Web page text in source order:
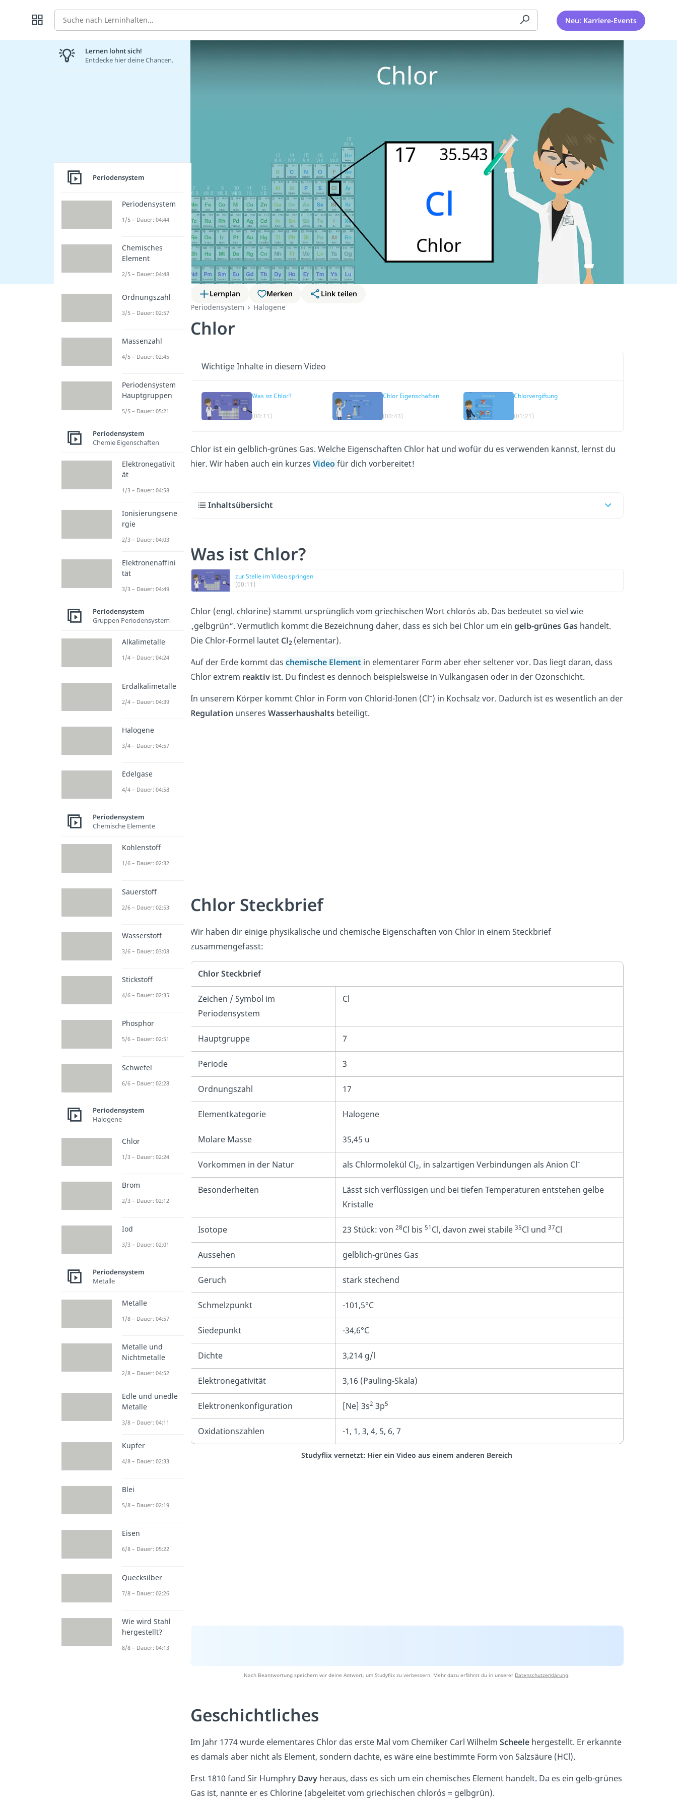
Suche Neu: Karriere-Events
Lernplan Merken
Link teilen
Periodensystem
Halogene
Chlor
Wichtige Inhalte in diesem Video
Was ist Chlor?
(00:11)
Chlor Eigenschaften
(00:43)
Chlorvergiftung
(01:21)
Chlor ist ein gelblich-grünes Gas. Welche Eigenschaften Chlor hat und wofür du es verwenden kannst, lernst du
hier. Wir haben auch ein kurzes Video für dich vorbereitet!
Inhaltsübersicht
Was ist Chlor?
zur Stelle im Video springen
(00:11)
Chlor (engl. chlorine) stammt ursprünglich vom griechischen Wort chlorós ab. Das bedeutet so viel wie
„gelbgrün“. Vermutlich kommt die Bezeichnung daher, dass es sich bei Chlor um ein gelb-grünes Gashandelt.
Die Chlor-Formel lautet Cl2 (elementar).
Auf der Erde kommt das chemische Element in elementarer Form aber eher seltener vor. Das liegt daran, dass
Chlor extrem reaktivist. Du findest es dennoch beispielsweise in Vulkangasen oder in der Ozonschicht.
In unserem Körper kommt Chlor in Form von Chlorid-Ionen (Cl–) in Kochsalz vor. Dadurch ist es wesentlich an der
Regulation unseres Wasserhaushaltsbeteiligt.
Chlor Steckbrief
Wir haben dir einige physikalische und chemische Eigenschaften von Chlor in einem Steckbrief
zusammengefasst:
Chlor Steckbrief
Zeichen / Symbol im
Periodensystem
Cl
Hauptgruppe 7
Periode 3
Ordnungszahl 17
Elementkategorie Halogene
Molare Masse 35,45 u
Vorkommen in der Natur als Chlormolekül Cl2, in salzartigen Verbindungen als Anion Cl–
Besonderheiten
Lässt sich verflüssigen und bei tiefen Temperaturen entstehen gelbe
Kristalle
Isotope 23 Stück: von 28Cl bis 51Cl, davon zwei stabile 35Cl und 37Cl
Aussehen gelblich-grünes Gas
Geruch stark stechend
Schmelzpunkt -101,5°C
Siedepunkt -34,6°C
Dichte 3,214 g/l
Elektronegativität 3,16 (Pauling-Skala)
Elektronenkonfiguration [Ne] 3s2 3p5
Oxidationszahlen -1, 1, 3, 4, 5, 6, 7
Studyflix vernetzt: Hier ein Video aus einem anderen Bereich
Nach Beantwortung speichern wir deine Antwort, um Studyflix zu verbessern. Mehr dazu erfährst du in unserer Datenschutzerklärung.
Geschichtliches
Im Jahr 1774 wurde elementares Chlor das erste Mal vom Chemiker Carl Wilhelm Scheelehergestellt. Er erkannte
es damals aber nicht als Element, sondern dachte, es wäre eine bestimmte Form von Salzsäure (HCl).
Erst 1810 fand Sir Humphry Davyheraus, dass es sich um ein chemisches Element handelt. Da es ein gelb-grünes
Gas ist, nannte er es Chlorine (abgeleitet vom griechischen chlorós = gelbgrün).
Lernen lohnt sich!
Entdecke hier deine Chancen.
Periodensystem
Periodensystem
1/5 – Dauer: 04:44
Chemisches
Element
2/5 – Dauer: 04:48
Ordnungszahl
3/5 – Dauer: 02:57
Massenzahl
4/5 – Dauer: 02:45
Periodensystem
Hauptgruppen
5/5 – Dauer: 05:21
Periodensystem
Chemie Eigenschaften
Elektronegativit
ät
1/3 – Dauer: 04:58
Ionisierungsene
rgie
2/3 – Dauer: 04:03
Elektronenaffini
tät
3/3 – Dauer: 04:49
Periodensystem
Gruppen Periodensystem
Alkalimetalle
1/4 – Dauer: 04:24
Erdalkalimetalle
2/4 – Dauer: 04:39
Halogene
3/4 – Dauer: 04:57
Edelgase
4/4 – Dauer: 04:58
Periodensystem
Chemische Elemente
Kohlenstoff
1/6 – Dauer: 02:32
Sauerstoff
2/6 – Dauer: 02:53
Wasserstoff
3/6 – Dauer: 03:08
Stickstoff
4/6 – Dauer: 02:35
Phosphor
5/6 – Dauer: 02:51
Schwefel
6/6 – Dauer: 02:28
Periodensystem
Halogene
Chlor
1/3 – Dauer: 02:24
Brom
2/3 – Dauer: 02:12
Iod
3/3 – Dauer: 02:01
Periodensystem
Metalle
Metalle
1/8 – Dauer: 04:57
Metalle und
Nichtmetalle
2/8 – Dauer: 04:52
Edle und unedle
Metalle
3/8 – Dauer: 04:11
Kupfer
4/8 – Dauer: 02:33
Blei
5/8 – Dauer: 02:19
Eisen
6/8 – Dauer: 05:22
Quecksilber
7/8 – Dauer: 02:26
Wie wird Stahl
hergestellt?
8/8 – Dauer: 04:13